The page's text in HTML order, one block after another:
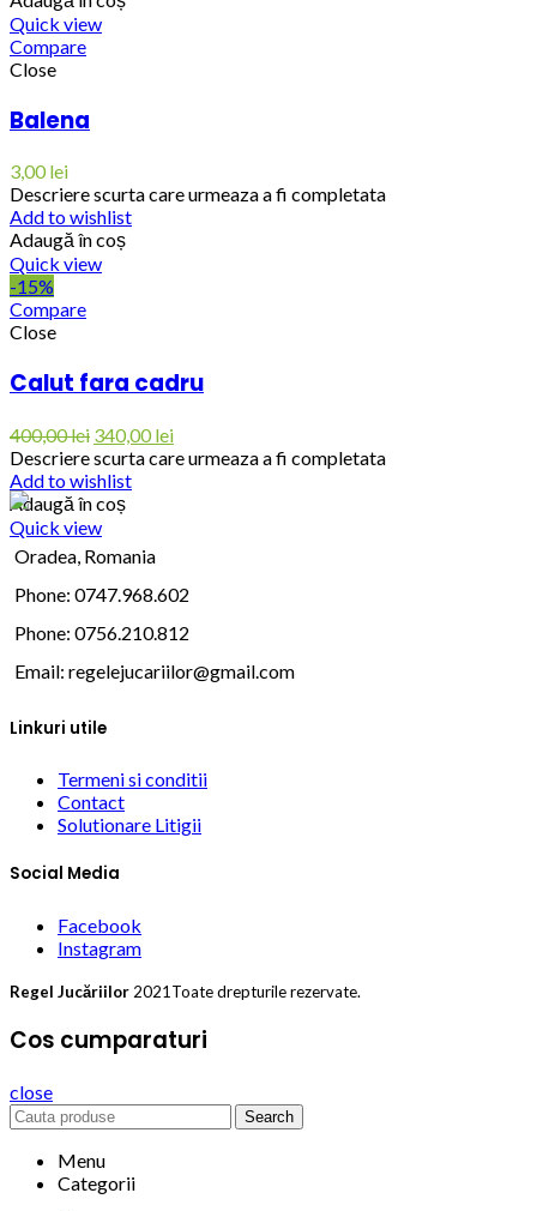
Quick view
Compare
Close
Balena
3,00lei
Descriere scurta care urmeaza a fi completata
Add to wishlist
Adaugă în coș
Quick view
-15%
Compare
Close
Calut fara cadru
400,00lei 340,00lei
Descriere scurta care urmeaza a fi completata
Add to wishlist
Adaugă în coș
Quick view
Oradea, Romania
Phone: 0747.968.602
Phone: 0756.210.812
Email: regelejucariilor@gmail.com
Linkuri utile
Termeni si conditii
Contact
Solutionare Litigii
Social Media
Facebook
Instagram
Regel Jucăriilor 2021Toate drepturile rezervate.
Cos cumparaturi
close
Search
Menu
Categorii